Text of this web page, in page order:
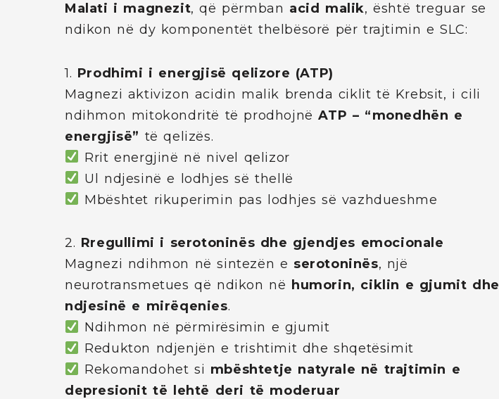
Malati i magnezit, që përmban acid malik, është treguar se
ndikon në dy komponentët thelbësorë për trajtimin e SLC:
1. Prodhimi i energjisë qelizore (ATP)
Magnezi aktivizon acidin malik brenda ciklit të Krebsit, i cili
ndihmon mitokondritë të prodhojnëATP – “monedhën e
energjisë” të qelizës.
Rrit energjinë në nivel qelizor
Ul ndjesinë e lodhjes së thellë
Mbështet rikuperimin pas lodhjes së vazhdueshme
2. Rregullimi i serotoninës dhe gjendjes emocionale
Magnezi ndihmon në sintezën e serotoninës, një
neurotransmetues që ndikon në humorin, ciklin e gjumit dhe
ndjesinë e mirëqenies.
Ndihmon në përmirësimin e gjumit
Redukton ndjenjën e trishtimit dhe shqetësimit
Rekomandohet si mbështetje natyrale në trajtimin e
depresionit të lehtë deri të moderuar